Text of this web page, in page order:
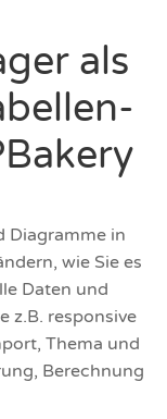
als
Diagramme in
wie Sie es
Daten und
z.B. responsive
Thema und
Berechnung